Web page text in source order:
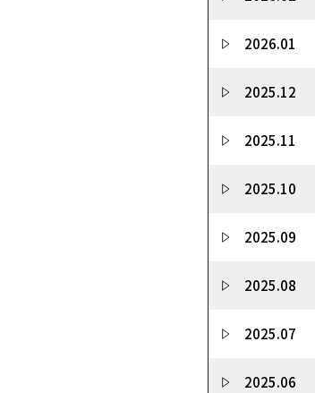
2026.01
2025.12
2025.11
2025.10
2025.09
2025.08
2025.07
2025.06